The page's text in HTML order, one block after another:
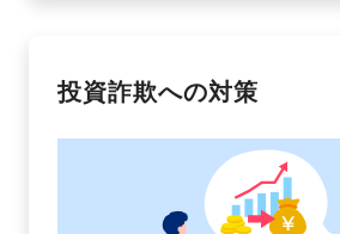
投資詐欺への対策